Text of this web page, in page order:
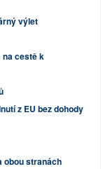
výlet
na cestě k
z EU bez dohody
obou stranách